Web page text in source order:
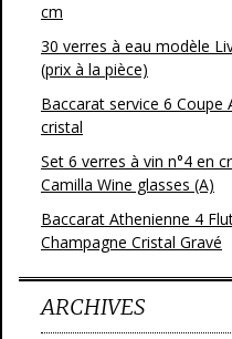
cm
30 verres à eau modèle
(prix à la pièce)
Baccarat service 6 Coupe
cristal
Set 6 verres à vin n°4 en
Camilla Wine glasses (A)
Baccarat Athenienne 4
Champagne Cristal Gravé
ARCHIVES